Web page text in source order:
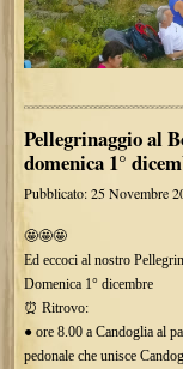
Pellegrinaggio al
domenica 1°
Pubblicato: 25 Novembre
🤩🤩🤩
Ed eccoci al nostro
Domenica 1° dicembre
⏰ Ritrovo:
● ore 8.00 a Candoglia al
pedonale che unisce